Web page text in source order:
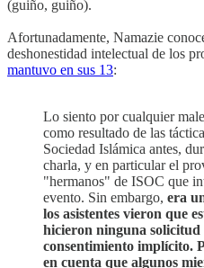
(guiño, guiño).
Afortunadamente, Namazie
deshonestidad intelectual de los
mantuvo en sus 13:
Lo siento por cualquier
como resultado de las
Sociedad Islámica antes,
charla, y en particular el
"hermanos" de ISOC que
evento. Sin embargo, era
los asistentes vieron que
hicieron ninguna
consentimiento implícito.
en cuenta que algunos